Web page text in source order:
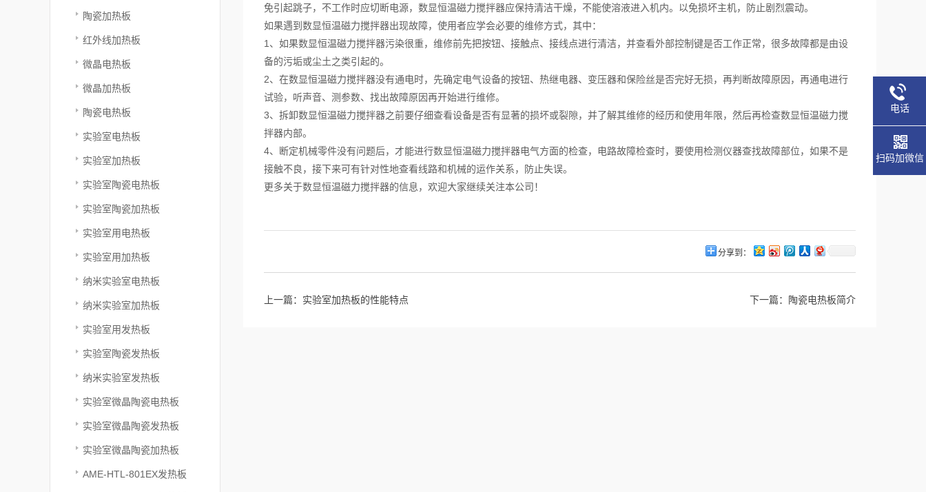
陶瓷加热板
红外线加热板
微晶电热板
微晶加热板
陶瓷电热板
实验室电热板
实验室加热板
实验室陶瓷电热板
实验室陶瓷加热板
实验室用电热板
实验室用加热板
纳米实验室电热板
纳米实验室加热板
实验室用发热板
实验室陶瓷发热板
纳米实验室发热板
实验室微晶陶瓷电热板
实验室微晶陶瓷发热板
实验室微晶陶瓷加热板
AME-HTL-801EX发热板
免引起跳子，不工作时应切断电源，数显恒温磁力搅拌器应保持清洁干燥，不能使溶液进入机内。以免损坏主机，防止剧烈震动。
如果遇到数显恒温磁力搅拌器出现故障，使用者应学会必要的维修方式，其中：
1、如果数显恒温磁力搅拌器污染很重，维修前先把按钮、接触点、接线点进行清洁，并查看外部控制键是否工作正常，很多故障都是由设
备的污垢或尘土之类引起的。
2、在数显恒温磁力搅拌器没有通电时，先确定电气设备的按钮、热继电器、变压器和保险丝是否完好无损，再判断故障原因，再通电进行
试验，听声音、测参数、找出故障原因再开始进行维修。
3、拆卸数显恒温磁力搅拌器之前要仔细查看设备是否有显著的损坏或裂隙，并了解其维修的经历和使用年限，然后再检查数显恒温磁力搅
拌器内部。
4、断定机械零件没有问题后，才能进行数显恒温磁力搅拌器电气方面的检查，电路故障检查时，要使用检测仪器查找故障部位，如果不是
接触不良，接下来可有针对性地查看线路和机械的运作关系，防止失误。
更多关于数显恒温磁力搅拌器的信息，欢迎大家继续关注本公司！
分享到：
上一篇： 实验室加热板的性能特点 下一篇： 陶瓷电热板简介
电话
扫码加微信